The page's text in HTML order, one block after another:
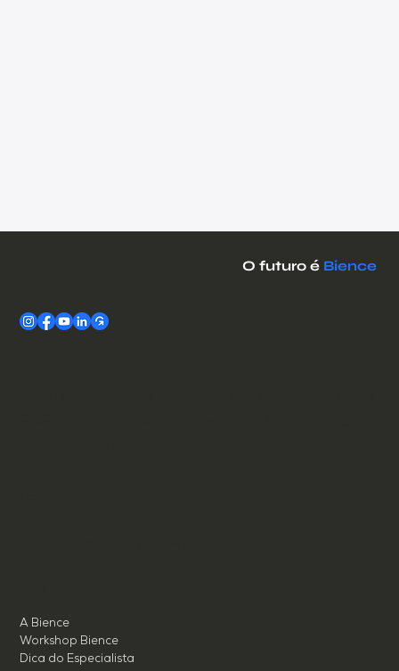
O futuro é Bience
A Bience
Workshop Bience
Dica do Especialista